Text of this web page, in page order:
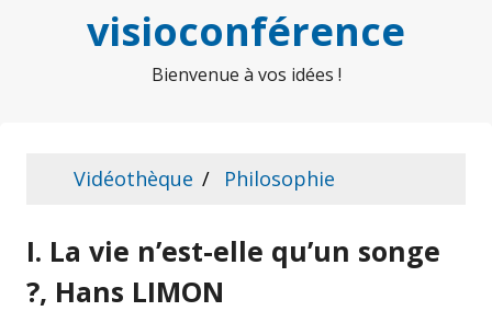
visioconférence
Bienvenue à vos idées !
Vidéothèque Philosophie
I. La vie n’est-elle qu’un songe
?, Hans LIMON